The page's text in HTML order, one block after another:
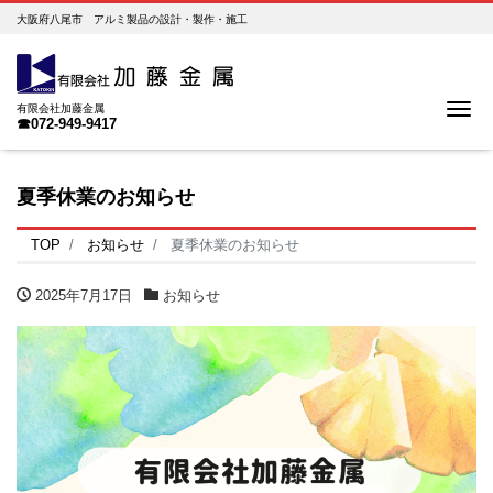
大阪府八尾市 アルミ製品の設計・製作・施工
有限会社加藤金属
☎072-949-9417
夏季休業のお知らせ
TOP お知らせ 夏季休業のお知らせ
2025年7月17日 お知らせ